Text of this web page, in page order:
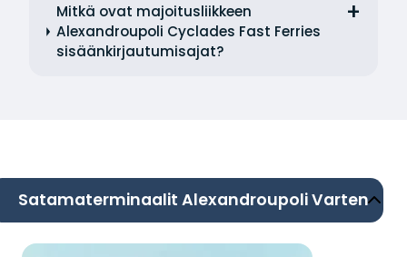
Mitkä ovat majoitusliikkeen
Alexandroupoli Cyclades Fast Ferries
sisäänkirjautumisajat?
Satamaterminaalit Alexandroupoli Varten